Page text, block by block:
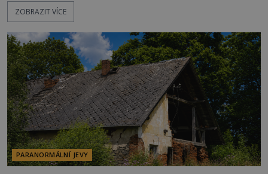
poklidném místě bývalého sadu pomerančovníků.
kolem 17 000 000 zábavychtivých lidí ročně. A ač je
velká snaha to utajit, někteří z
ZOBRAZIT VÍCE
PARANORMÁLNÍ JEVY